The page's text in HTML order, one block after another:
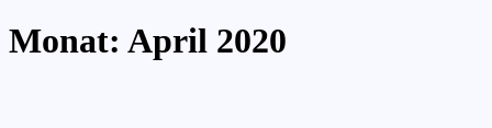
Monat: April 2020